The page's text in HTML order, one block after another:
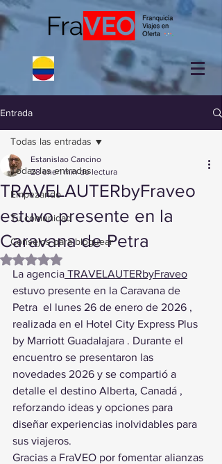
Entrada
Todas las entradas
Empezando
Tu comunidad
Consejos para bloguear
Todas las entradas
TRAVELAUTERbyFraveo
estuvo presente en la
Caravana de Petra
Estanislao Cancino
28 ene 1 min de lectura
Obtuvo NaN de 5 estrellas.
La agencia TRAVELAUTERbyFraveo
estuvo presente en la Caravana de
Petra  el lunes 26 de enero de 2026 ,
realizada en el Hotel City Express Plus
by Marriott Guadalajara . Durante el
encuentro se presentaron las
novedades 2026 y se compartió a
detalle el destino Alberta, Canadá ,
reforzando ideas y opciones para
diseñar experiencias inolvidables para
sus viajeros.
Gracias a FraVEO por fomentar alianzas